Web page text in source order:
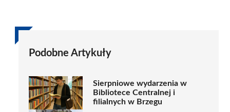
Podobne Artykuły
Sierpniowe wydarzenia w
Bibliotece Centralnej i
filialnych w Brzegu